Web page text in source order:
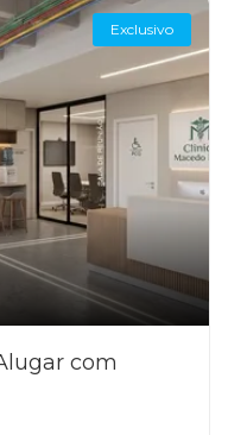
Exclusivo
com